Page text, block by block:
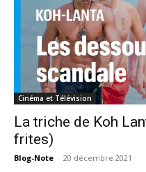
Cinéma et Télévision
La triche de Koh
frites)
Blog-Note - 20 décembre 2021